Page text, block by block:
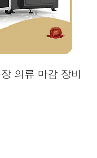
의류 마감 장비